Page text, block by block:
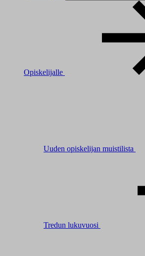
Opiskelijalle
Uuden opiskelijan muistilista
Tredun lukuvuosi